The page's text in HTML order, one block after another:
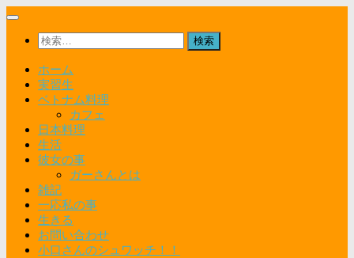
コ
検
索:
ホーム
実習生
ベトナム料理
カフェ
日本料理
生活
彼女の事
ガーさんとは
雑記
一応私の事
生きる
お問い合わせ
小口さんのシュワッチ！！